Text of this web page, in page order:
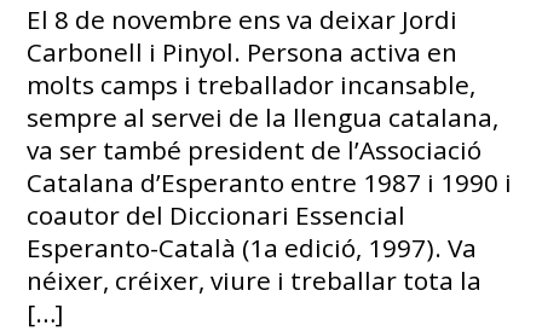
El 8 de novembre ens va deixar Jordi
Carbonell i Pinyol. Persona activa en
molts camps i treballador incansable,
sempre al servei de la llengua catalana,
va ser també president de l’Associació
Catalana d’Esperanto entre 1987 i 1990 i
coautor del Diccionari Essencial
Esperanto-Català (1a edició, 1997). Va
néixer, créixer, viure i treballar tota la
[…]